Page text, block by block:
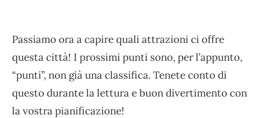
Passiamo ora a capire quali attrazioni ci offre
questa città! I prossimi punti sono, per l’appunto,
“punti”, non già una classifica. Tenete conto di
questo durante la lettura e buon divertimento con
la vostra pianificazione!